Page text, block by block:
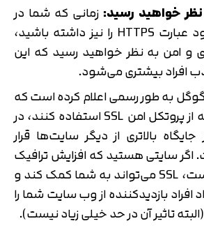
نظر خواهید رسید: زمانی که شما در
کنار آدرس خود عبارت HTTPS را نیز داشته باشید،
و امن به نظر خواهید رسید که این
افراد بیشتری می‌شود.
گوگل به طور رسمی اعلام کرده است که
سایت‌هایی که از پروتکل امن SSL استفاده کنند، در
بالاتری از دیگر سایت‌ها قرار
اگر سایتی هستید که افزایش ترافیک
برایتان مهم است، SSL می‌تواند به شما کمک کند و
افراد بازدیدکننده از وب سایت شما را
تاثیر آن در حد خیلی زیاد نیست).